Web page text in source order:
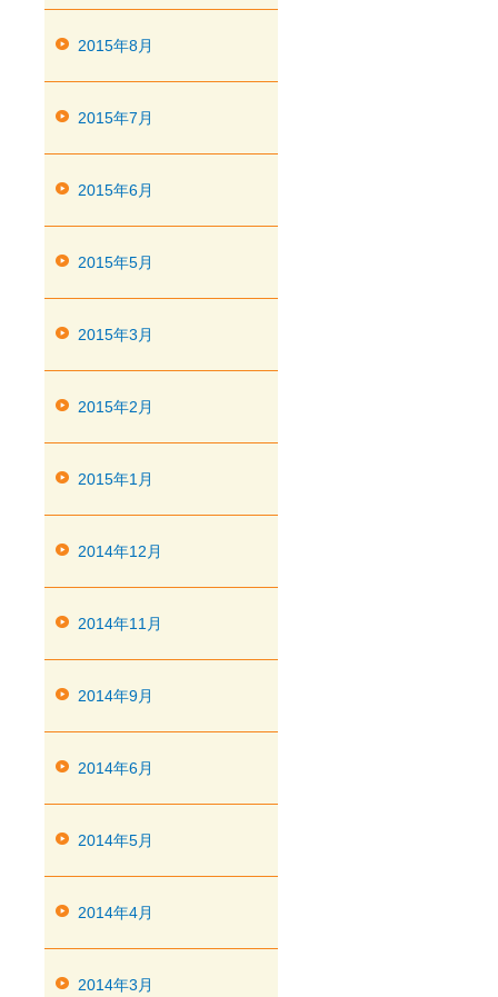
2015年8月
2015年7月
2015年6月
2015年5月
2015年3月
2015年2月
2015年1月
2014年12月
2014年11月
2014年9月
2014年6月
2014年5月
2014年4月
2014年3月